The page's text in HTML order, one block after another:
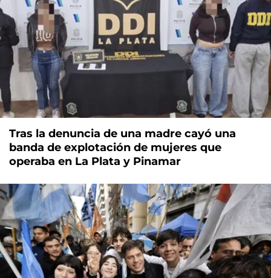
Tras la denuncia de una madre cayó una
banda de explotación de mujeres que
operaba en La Plata y Pinamar